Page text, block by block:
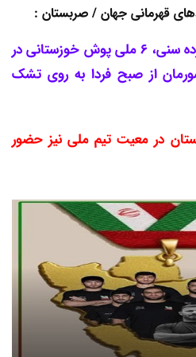
قهرمانی جهان / صربستان :
در رویدادی بی نظیر در این رده سنی، 6 ملی پوش خوزستانی در
کشورمان از صبح فردا به روی تشک
در معیت تیم ملی نیز حضور